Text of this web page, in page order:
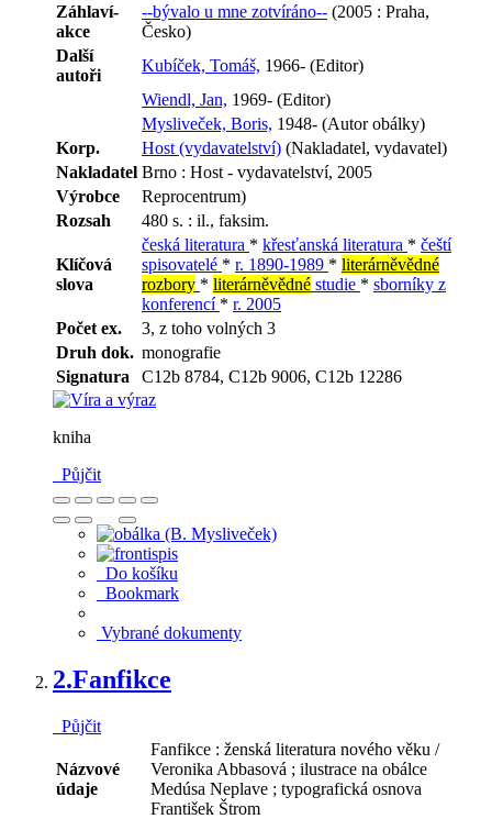
Záhlaví-
akce
--bývalo u mne zotvíráno-- (2005 : Praha,
Česko)
Další
autoři
Kubíček, Tomáš, 1966- (Editor)
Wiendl, Jan, 1969- (Editor)
Mysliveček, Boris, 1948- (Autor obálky)
Korp.
Host (vydavatelství) (Nakladatel, vydavatel)
Nakladatel Brno : Host - vydavatelství, 2005
Výrobce
Reprocentrum)
Rozsah
480 s. : il., faksim.
Klíčová
slova
česká literatura * křesťanská literatura * čeští
spisovatelé * r. 1890-1989 * literárněvědné
rozbory * literárněvědné studie * sborníky z
konferencí * r. 2005
Počet ex.
3, z toho volných 3
Druh dok. monografie
Signatura
C12b 8784, C12b 9006, C12b 12286
kniha
Půjčit
Do košíku
Bookmark
Vybrané dokumenty
2.Fanfikce
Půjčit
Názvové
údaje
Fanfikce : ženská literatura nového věku /
Veronika Abbasová ; ilustrace na obálce
Medúsa Neplave ; typografická osnova
František Štrom